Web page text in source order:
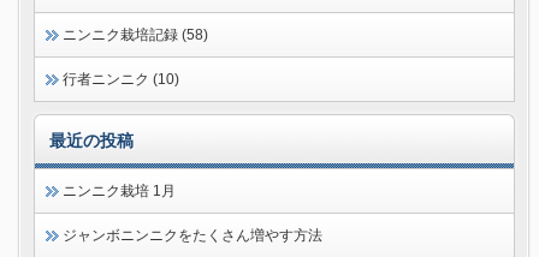
ニンニク栽培記録 (58)
行者ニンニク (10)
最近の投稿
ニンニク栽培 1月
ジャンボニンニクをたくさん増やす方法